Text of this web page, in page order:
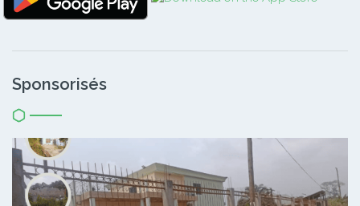
Sponsorisés